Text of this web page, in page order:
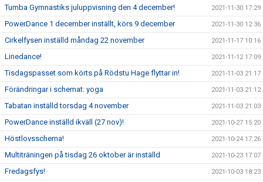
Tumba Gymnastiks juluppvisning den 4 december! 2021-11-30 17:29
PowerDance 1 december inställt, körs 9 december 2021-11-30 12:36
Cirkelfysen inställd måndag 22 november 2021-11-17 10:16
Linedance! 2021-11-12 17:09
Tisdagspasset som körts på Rödstu Hage flyttar in! 2021-11-03 21:17
Förändringar i schemat: yoga 2021-11-03 21:12
Tabatan inställd torsdag 4 november 2021-11-03 21:03
PowerDance inställd ikväll (27 nov)! 2021-10-27 15:20
Höstlovsschema! 2021-10-24 17:26
Multiträningen på tisdag 26 oktober är inställd 2021-10-23 17:07
Fredagsfys! 2021-10-03 18:23